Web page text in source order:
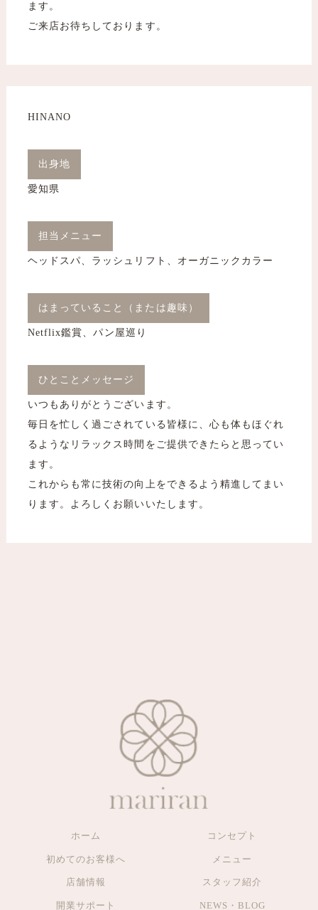
ます。
ご来店お待ちしております。
HINANO
出身地
愛知県
担当メニュー
ヘッドスパ、ラッシュリフト、オーガニックカラー
はまっていること（または趣味）
Netflix鑑賞、パン屋巡り
ひとことメッセージ
いつもありがとうございます。
毎日を忙しく過ごされている皆様に、心も体もほぐれ
るようなリラックス時間をご提供できたらと思ってい
ます。
これからも常に技術の向上をできるよう精進してまい
ります。よろしくお願いいたします。
ホーム コンセプト
初めてのお客様へ メニュー
店舗情報 スタッフ紹介
開業サポート NEWS・BLOG